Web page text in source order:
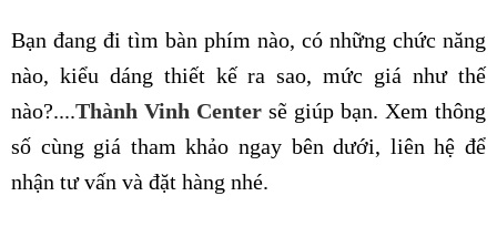
Bạn đang đi tìm bàn phím nào, có những chức năng
nào, kiểu dáng thiết kế ra sao, mức giá như thế
nào?....Thành Vinh Center sẽ giúp bạn. Xem thông
số cùng giá tham khảo ngay bên dưới, liên hệ để
nhận tư vấn và đặt hàng nhé.